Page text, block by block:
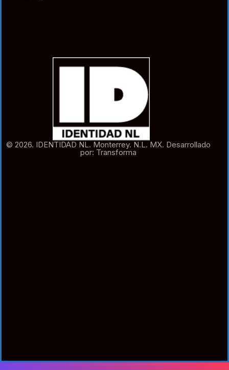
© 2026. IDENTIDAD NL. Monterrey. N.L. MX. Desarrollado
por: Transforma